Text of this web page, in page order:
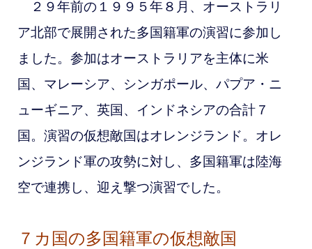
２９年前の１９９５年８月、オーストラリ
ア北部で展開された多国籍軍の演習に参加し
ました。 参加はオーストラリアを主体に米
国、マレーシア、シンガポール、パプア・ニ
ューギニア、英国、インドネシアの合計７
国。演習の仮想敵国はオレンジランド。オレ
ンジランド軍の攻勢に対し、多国籍軍は陸海
空で連携し、迎え撃つ演習でした。
７カ国の多国籍軍の仮想敵国